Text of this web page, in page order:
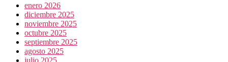
enero 2026
diciembre 2025
noviembre 2025
octubre 2025
septiembre 2025
agosto 2025
julio 2025